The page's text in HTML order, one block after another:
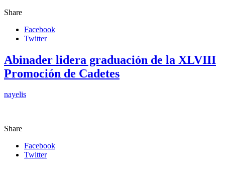
Share
Facebook
Twitter
Abinader lidera graduación de la XLVIII
Promoción de Cadetes
nayelis
Share
Facebook
Twitter